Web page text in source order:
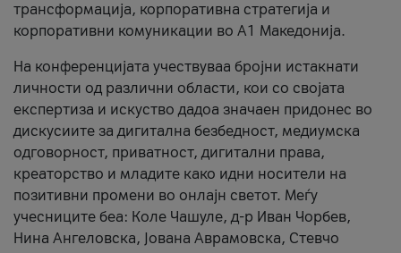
трансформација, корпоративна стратегија и
корпоративни комуникации во А1 Македонија.
На конференцијата учествуваа бројни истакнати
личности од различни области, кои со својата
експертиза и искуство дадоа значаен придонес во
дискусиите за дигитална безбедност, медиумска
одговорност, приватност, дигитални права,
креаторство и младите како идни носители на
позитивни промени во онлајн светот. Меѓу
учесниците беа: Коле Чашуле, д-р Иван Чорбев,
Нина Ангеловска, Јована Аврамовска, Стевчо